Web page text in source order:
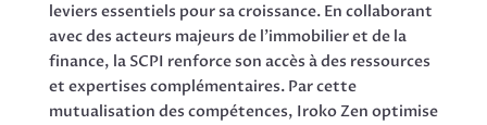
leviers essentiels pour sa croissance. En collaborant
avec des acteurs majeurs de l’immobilier et de la
finance, la SCPI renforce son accès à des ressources
et expertises complémentaires. Par cette
mutualisation des compétences, Iroko Zen optimise